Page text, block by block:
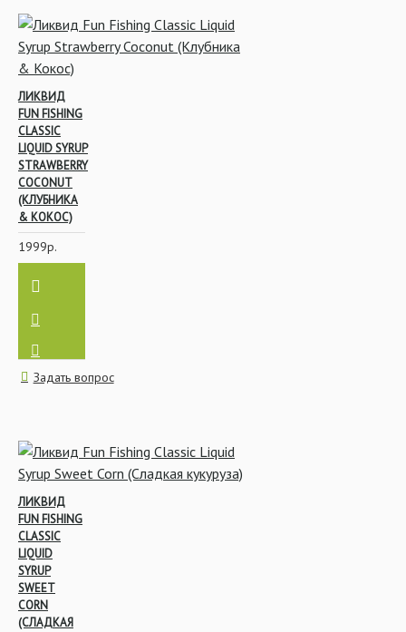
ЛИКВИД
FUN FISHING
CLASSIC
LIQUID SYRUP
STRAWBERRY
COCONUT
(КЛУБНИКА
& КОКОС)
1999р.
Задать вопрос
ЛИКВИД
FUN FISHING
CLASSIC
LIQUID
SYRUP
SWEET
CORN
(СЛАДКАЯ